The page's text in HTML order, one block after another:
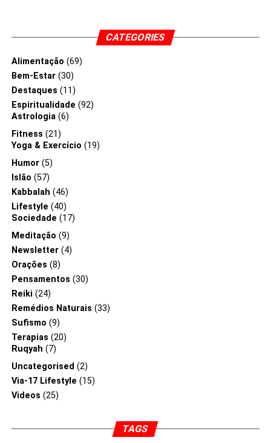
destruidora. Fique
alerta para não se
aproximar dele. Ele
pode lhe ferir.”
Zohar-
CATEGORIES
Alimentação (69)
Bem-Estar(30)
Destaques (11)
Espiritualidade (92)
Astrologia(6)
Fitness (21)
Yoga & Exercício (19)
Humor(5)
Islão (57)
Kabbalah (46)
Lifestyle (40)
Sociedade (17)
Meditação (9)
Newsletter(4)
Orações (8)
Pensamentos (30)
Reiki (24)
Remédios Naturais (33)
Sufismo (9)
Terapias (20)
Ruqyah (7)
Uncategorised (2)
Via-17 Lifestyle (15)
Videos (25)
TAGS